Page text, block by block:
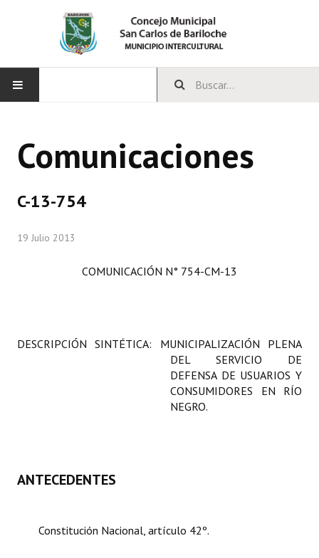
CONCEJO
Comisiones Especiales
Reglamento Interno
Comunicaciones
C-13-754
19 Julio 2013
COMUNICACIÓN N° 754-CM-13
DESCRIPCIÓN SINTÉTICA: MUNICIPALIZACIÓN PLENA
DEL SERVICIO DE
DEFENSA DE USUARIOS Y
CONSUMIDORES EN RÍO
NEGRO.
ANTECEDENTES
Constitución Nacional, artículo 42º.